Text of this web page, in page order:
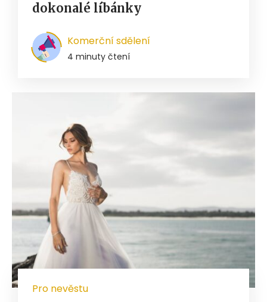
dokonalé líbánky
Komerční sdělení
4 minuty čtení
Pro nevěstu